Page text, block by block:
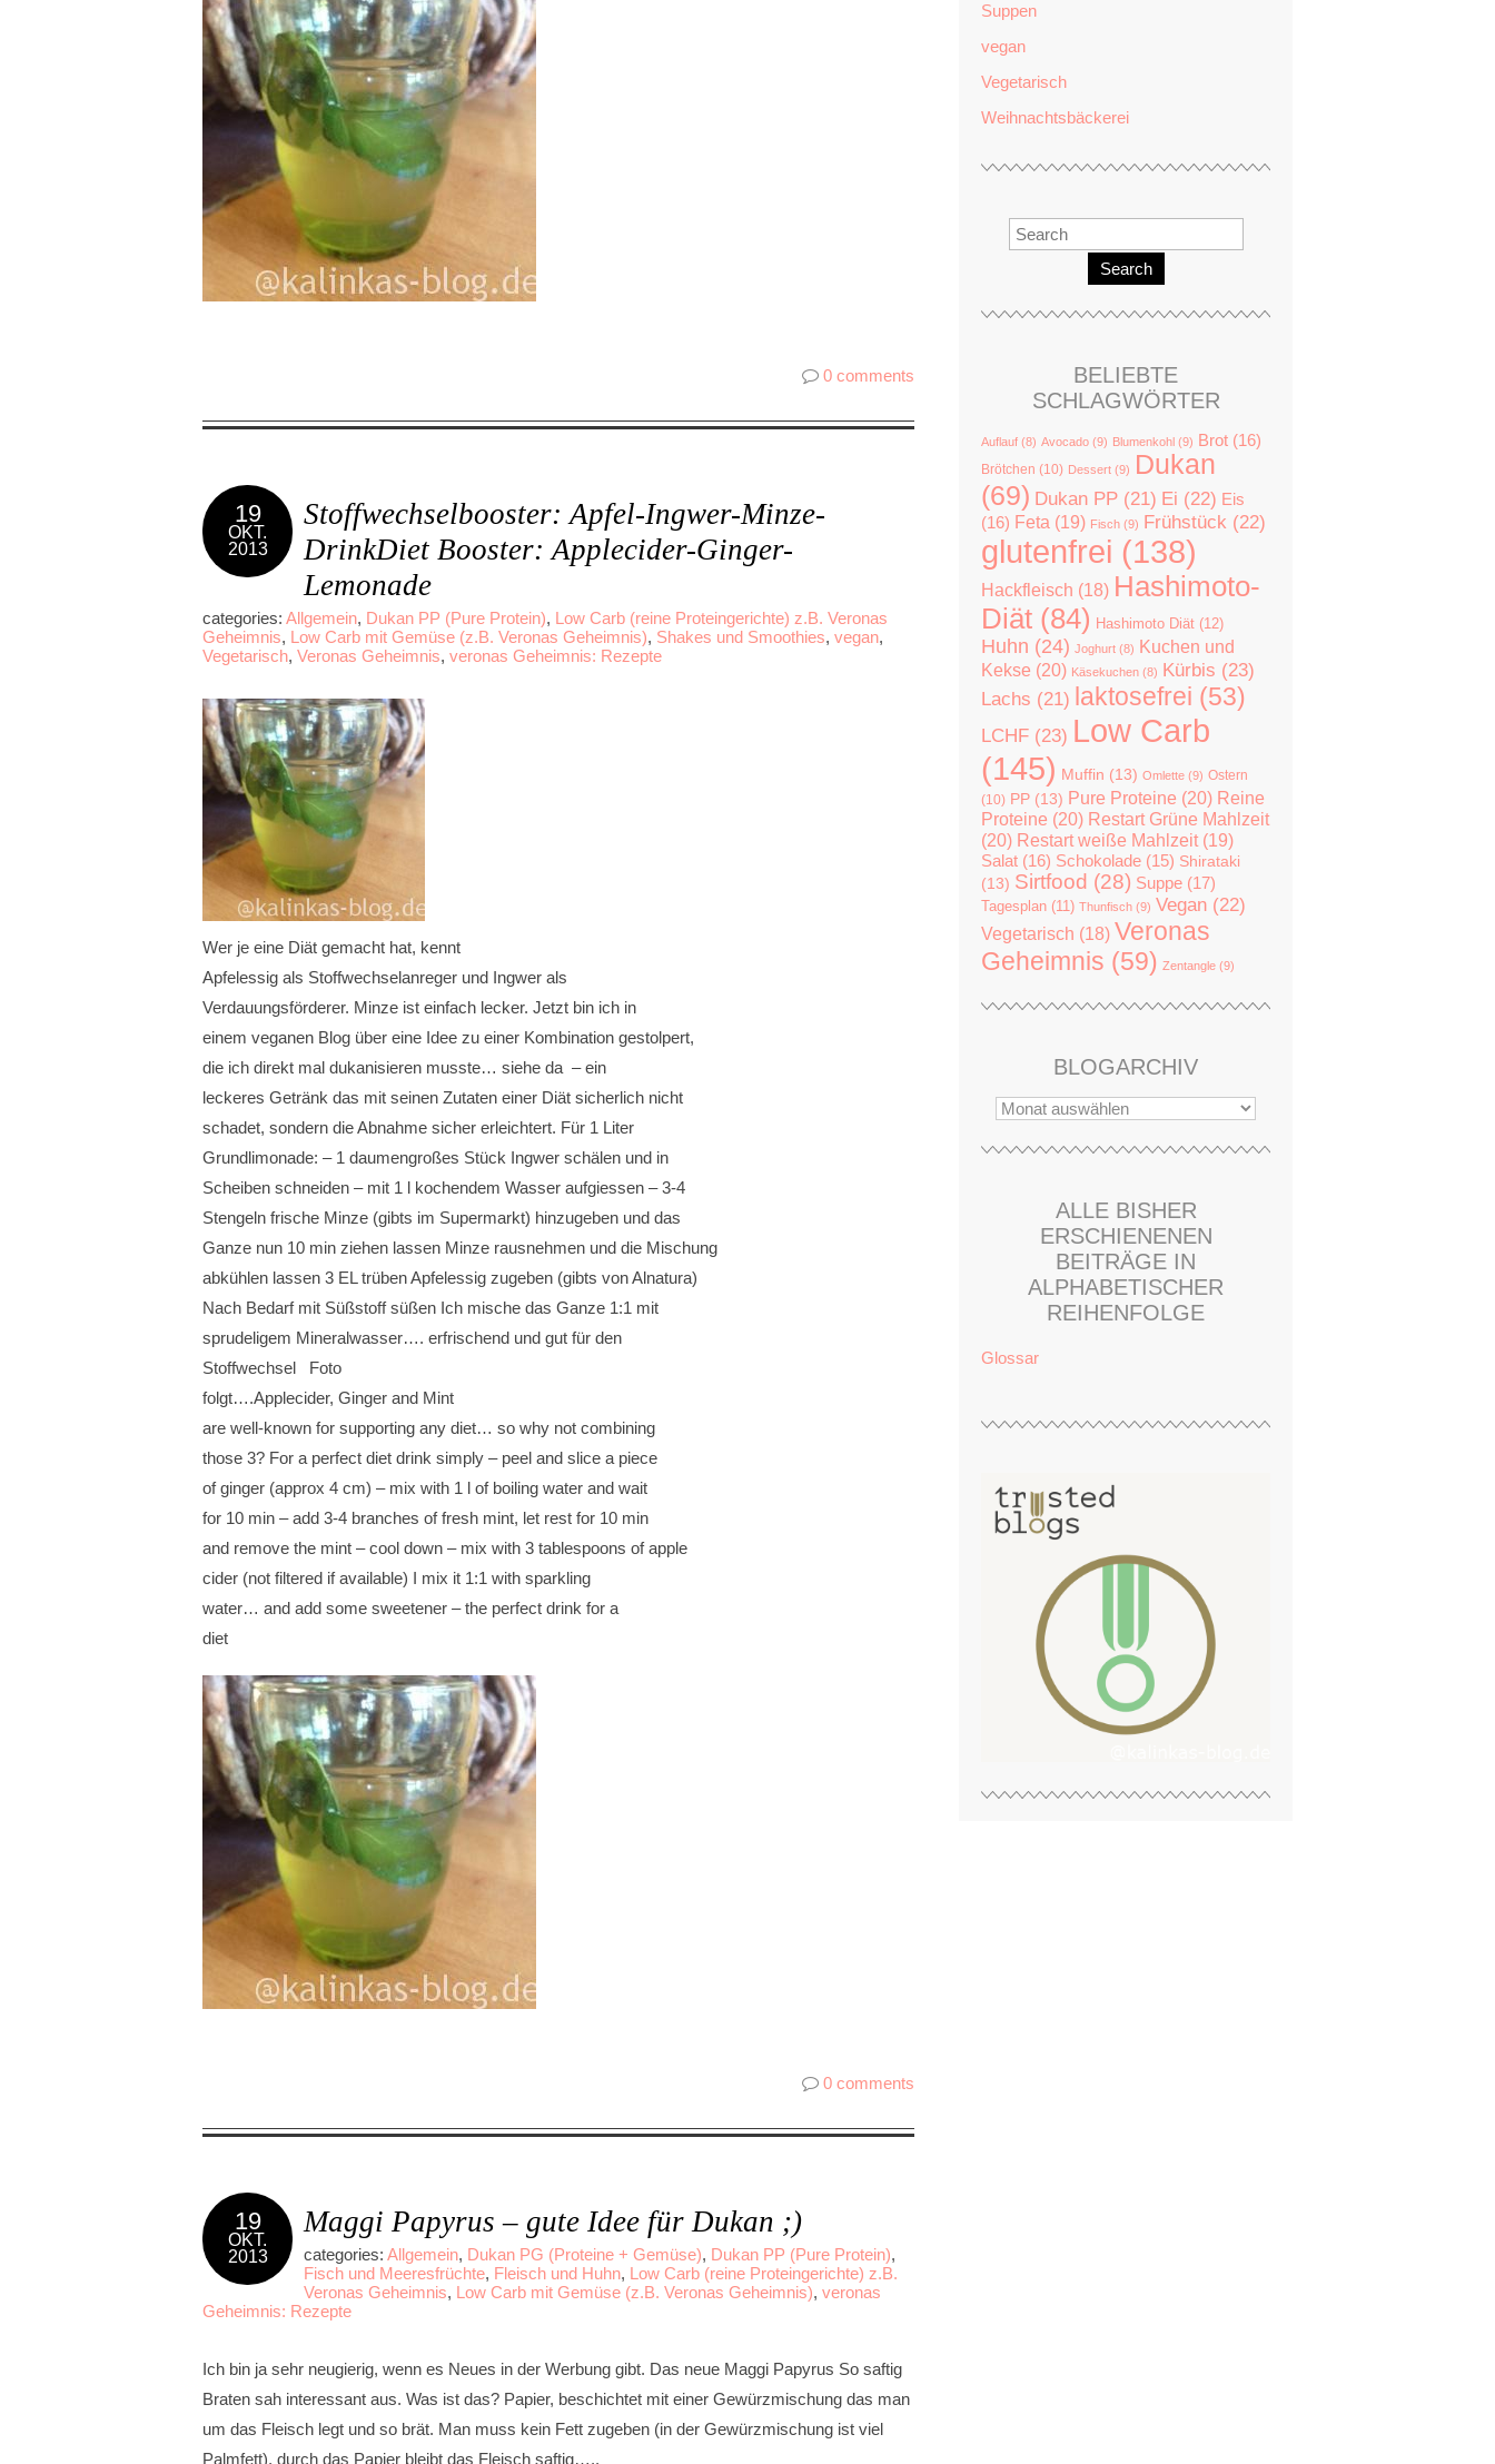
0 comments
19
OKT.
2013
Stoffwechselbooster: Apfel-Ingwer-Minze-
DrinkDiet Booster: Applecider-Ginger-
Lemonade
categories: Allgemein, Dukan PP (Pure Protein), Low Carb (reine Proteingerichte) z.B. Veronas
Geheimnis, Low Carb mit Gemüse (z.B. Veronas Geheimnis), Shakes und Smoothies, vegan,
Vegetarisch, Veronas Geheimnis, veronas Geheimnis: Rezepte
Wer je eine Diät gemacht hat, kennt
Apfelessig als Stoffwechselanreger und Ingwer als
Verdauungsförderer. Minze ist einfach lecker. Jetzt bin ich in
einem veganen Blog über eine Idee zu einer Kombination gestolpert,
die ich direkt mal dukanisieren musste… siehe da – ein
leckeres Getränk das mit seinen Zutaten einer Diät sicherlich nicht
schadet, sondern die Abnahme sicher erleichtert. Für 1 Liter
Grundlimonade: – 1 daumengroßes Stück Ingwer schälen und in
Scheiben schneiden – mit 1 l kochendem Wasser aufgiessen – 3-4
Stengeln frische Minze (gibts im Supermarkt) hinzugeben und das
Ganze nun 10 min ziehen lassen Minze rausnehmen und die Mischung
abkühlen lassen 3 EL trüben Apfelessig zugeben (gibts von Alnatura)
Nach Bedarf mit Süßstoff süßen Ich mische das Ganze 1:1 mit
sprudeligem Mineralwasser…. erfrischend und gut für den
Stoffwechsel Foto
folgt….Applecider, Ginger and Mint
are well-known for supporting any diet… so why not combining
those 3? For a perfect diet drink simply – peel and slice a piece
of ginger (approx 4 cm) – mix with 1 l of boiling water and wait
for 10 min – add 3-4 branches of fresh mint, let rest for 10 min
and remove the mint – cool down – mix with 3 tablespoons of apple
cider (not filtered if available) I mix it 1:1 with sparkling
water… and add some sweetener – the perfect drink for a
diet
0 comments
19
OKT.
2013
Maggi Papyrus – gute Idee für Dukan ;)
categories: Allgemein, Dukan PG (Proteine + Gemüse), Dukan PP (Pure Protein),
Fisch und Meeresfrüchte, Fleisch und Huhn, Low Carb (reine Proteingerichte) z.B.
Veronas Geheimnis, Low Carb mit Gemüse (z.B. Veronas Geheimnis), veronas
Geheimnis: Rezepte
Ich bin ja sehr neugierig, wenn es Neues in der Werbung gibt. Das neue Maggi Papyrus So saftig
Braten sah interessant aus. Was ist das? Papier, beschichtet mit einer Gewürzmischung das man
um das Fleisch legt und so brät. Man muss kein Fett zugeben (in der Gewürzmischung ist viel
Palmfett), durch das Papier bleibt das Fleisch saftig…..
Suppen
vegan
Vegetarisch
Weihnachtsbäckerei
Search
BELIEBTE
SCHLAGWÖRTER
Auflauf (8) Avocado (9) Blumenkohl (9) Brot (16)
Brötchen (10) Dessert (9) Dukan
(69) Dukan PP (21) Ei (22) Eis
(16) Feta (19) Fisch (9) Frühstück (22)
glutenfrei (138)
Hackfleisch (18) Hashimoto-
Diät (84) Hashimoto Diät (12)
Huhn (24) Joghurt (8) Kuchen und
Kekse (20) Käsekuchen (8) Kürbis (23)
Lachs (21) laktosefrei (53)
LCHF (23) Low Carb
(145) Muffin (13) Omlette (9) Ostern
(10) PP (13) Pure Proteine (20) Reine
Proteine (20) Restart Grüne Mahlzeit
(20) Restart weiße Mahlzeit (19)
Salat (16) Schokolade (15) Shirataki
(13) Sirtfood (28) Suppe (17)
Tagesplan (11) Thunfisch (9) Vegan (22)
Vegetarisch (18) Veronas
Geheimnis (59) Zentangle (9)
BLOGARCHIV
ALLE BISHER
ERSCHIENENEN
BEITRÄGE IN
ALPHABETISCHER
REIHENFOLGE
Glossar